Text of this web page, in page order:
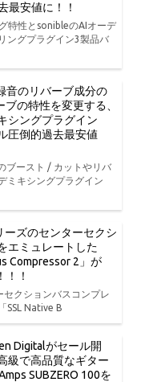
最安値に！！
特性とsonibleのAIオーデ
ングプラグイン3製品バ
音のリバーブ成分の
の特性を変更する、
シングプラグイン
圧倒的過去最安値
ブースト / カットやリバ
ミキシングプラグイン
ーズのセンターセクシ
エミュレートした
Compressor 2」が
！
セクションバスコンプレ
SSL Native B
Digitalがセール開
級で高品質なギター
SUBZERO 100を